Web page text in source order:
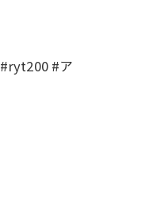
#ア